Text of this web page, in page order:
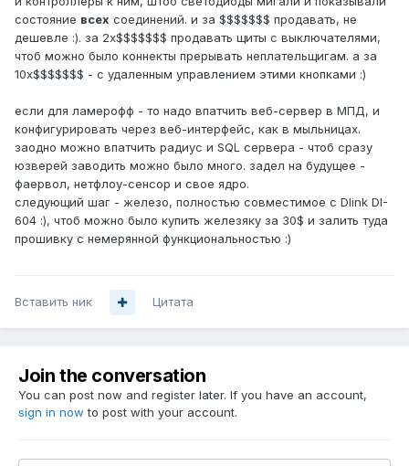
состояние всех соединений. и за $$$$$$$ продавать, не
дешевле :). за 2х$$$$$$$ продавать щиты с выключателями,
чтоб можно было коннекты прерывать неплательщигам. а за
10х$$$$$$$ - с удаленным управлением этими кнопками :)
если для ламерофф - то надо впатчить веб-сервер в МПД, и
конфигурировать через веб-интерфейс, как в мыльницах.
заодно можно впатчить радиус и SQL сервера - чтоб сразу
юзверей заводить можно было много. задел на будущее -
фаервол, нетфлоу-сенсор и свое ядро.
следующий шаг - железо, полностью совместимое с Dlink DI-
604 :), чтоб можно было купить железяку за 30$ и залить туда
прошивку с немерянной функциональностью :)
Вставить ник Цитата
Join the conversation
You can post now and register later. If you have an account,
sign in now to post with your account.